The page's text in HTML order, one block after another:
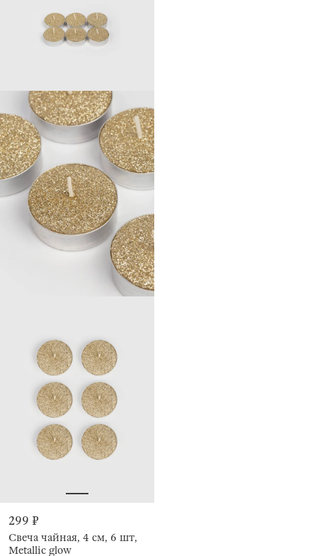
299 ₽
Свеча чайная, 4 см, 6 шт,
Metallic glow